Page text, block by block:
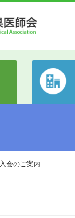
入会のご案内